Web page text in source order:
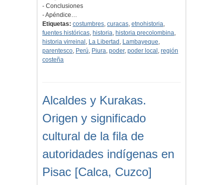
- Conclusiones
- Apéndice…
Etiquetas: costumbres, curacas, etnohistoria,
fuentes históricas, historia, historia precolombina,
historia virreinal , La Libertad , Lambayeque,
parentesco, Perú, Piura, poder, poder local , región
costeña
Alcaldes y Kurakas.
Origen y significado
cultural de la fila de
autoridades indígenas en
Pisac [Calca, Cuzco]